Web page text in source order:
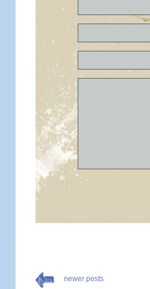
newer posts